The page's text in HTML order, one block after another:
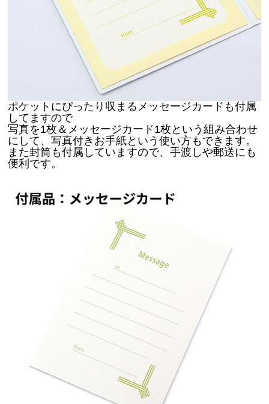
ポケットにぴったり収まるメッセージカードも付属
してますので
写真を1枚＆メッセージカード1枚という組み合わせ
にして、写真付きお手紙という使い方もできます。
また封筒も付属していますので、手渡しや郵送にも
便利です。